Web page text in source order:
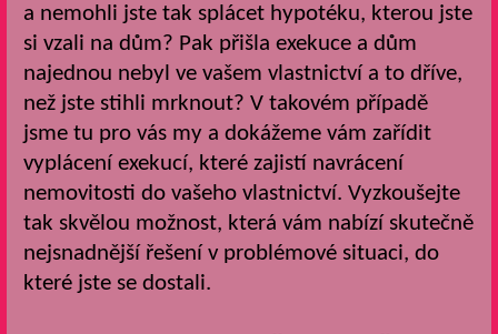
a nemohli jste tak splácet hypotéku, kterou jste
si vzali na dům? Pak přišla exekuce a dům
najednou nebyl ve vašem vlastnictví a to dříve,
než jste stihli mrknout? V takovém případě
jsme tu pro vás my a dokážeme vám zařídit
vyplácení exekucí, které zajistí navrácení
nemovitosti do vašeho vlastnictví. Vyzkoušejte
tak skvělou možnost, která vám nabízí skutečně
nejsnadnější řešení v problémové situaci, do
které jste se dostali.